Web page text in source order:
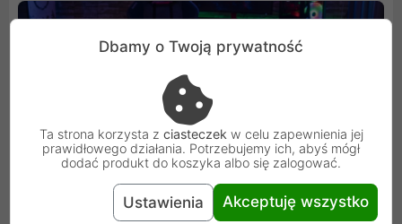
Dbamy o Twoją prywatność
Ta strona korzysta z ciasteczek w celu zapewnienia jej
prawidłowego działania. Potrzebujemy ich, abyś mógł
dodać produkt do koszyka albo się zalogować.
Ustawienia Akceptuję wszystko